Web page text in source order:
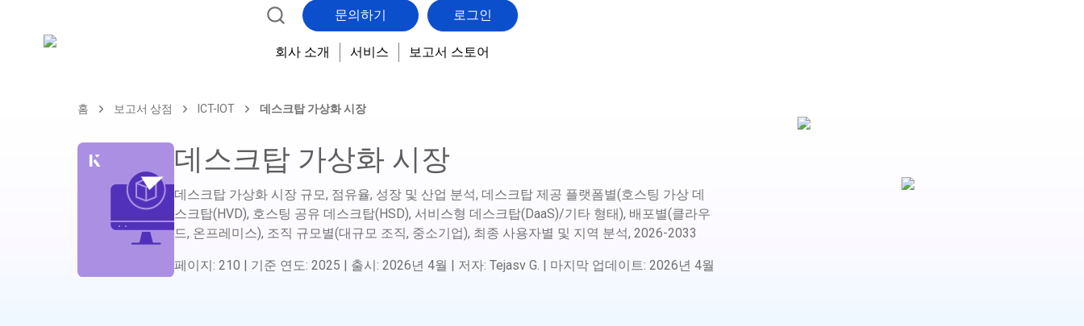
문의하기 로그인
회사 소개 서비스 보고서 스토어
홈 보고서 상점 ICT-IOT 데스크탑 가상화 시장
데스크탑 가상화 시장
데스크탑 가상화 시장 규모, 점유율, 성장 및 산업 분석, 데스크탑 제공 플랫폼별(호스팅 가상 데
스크탑(HVD), 호스팅 공유 데스크탑(HSD), 서비스형 데스크탑(DaaS)/기타 형태), 배포별(클라우
드, 온프레미스), 조직 규모별(대규모 조직, 중소기업), 최종 사용자별 및 지역 분석, 2026-2033
페이지 : 210 기준 연도: 2025 출시 : 2026년 4월 저자: Tejasv G. 마지막 업데이트: 2026년 4월